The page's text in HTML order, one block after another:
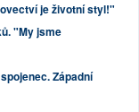
je životní styl!"
"My jsme
Západní